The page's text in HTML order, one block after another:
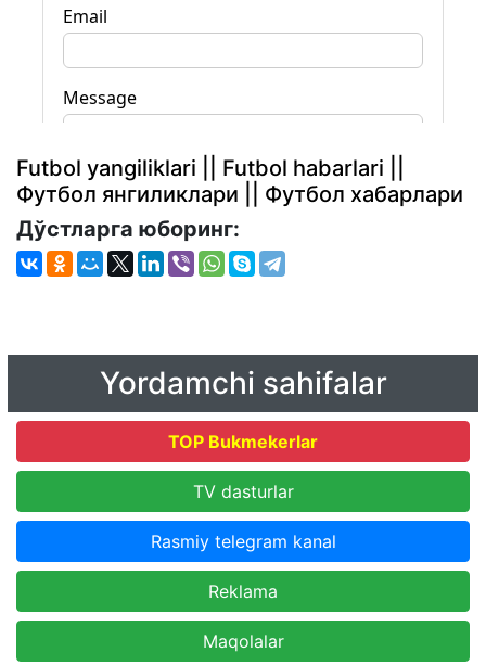
Futbol yangiliklari || Futbol habarlari ||
Футбол янгиликлари || Футбол хабарлари
Дўстларга юборинг:
Yordamchi sahifalar
TOP Bukmekerlar
TV dasturlar
Rasmiy telegram kanal
Reklama
Maqolalar